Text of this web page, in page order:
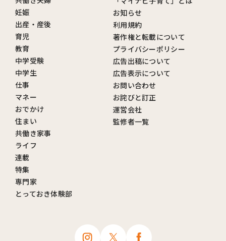
妊娠
出産・産後
育児
教育
中学受験
中学生
仕事
マネー
おでかけ
住まい
共働き家事
ライフ
連載
特集
専門家
とっておき体験部
お知らせ
利用規約
著作権と転載について
プライバシーポリシー
広告出稿について
広告表示について
お問い合わせ
お詫びと訂正
運営会社
監修者一覧